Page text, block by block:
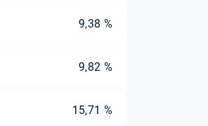
9,38 %
9,82 %
15,71 %